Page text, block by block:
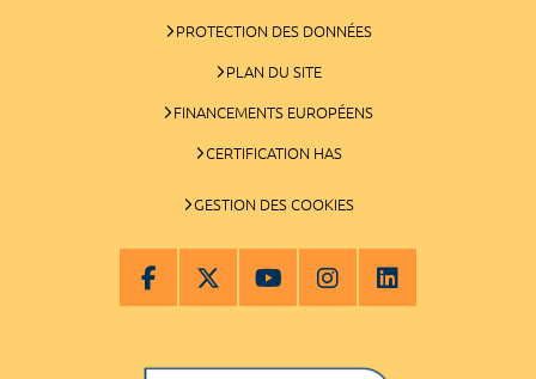
PROTECTION DES DONNÉES
PLAN DU SITE
FINANCEMENTS EUROPÉENS
CERTIFICATION HAS
GESTION DES COOKIES